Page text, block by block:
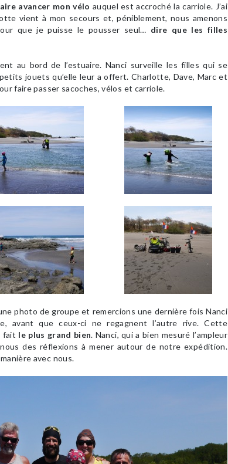
avancer mon vélo auquel est accroché la carriole. J’ai
vient à mon secours et, péniblement, nous amenons
que je puisse le pousser seul… dire que les filles
au bord de l’estuaire. Nanci surveille les filles qui se
jouets qu’elle leur a offert. Charlotte, Dave, Marc et
faire passer sacoches, vélos et carriole.
photo de groupe et remercions une dernière fois Nanci
avant que ceux-ci ne regagnent l’autre rive. Cette
fait le plus grand bien. Nanci, qui a bien mesuré l’ampleur
des réflexions à mener autour de notre expédition.
avec nous.